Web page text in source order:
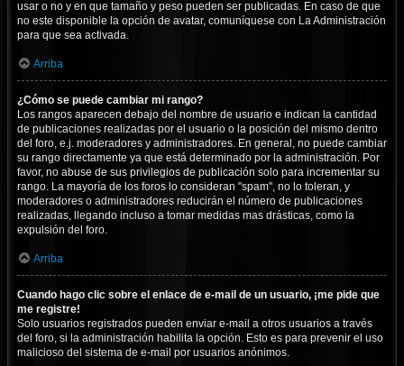
usar o no y en que tamaño y peso pueden ser publicadas. En caso de que
no este disponible la opción de avatar, comuníquese con La Administración
para que sea activada.
Arriba
¿Cómo se puede cambiar mi rango?
Los rangos aparecen debajo del nombre de usuario e indican la cantidad
de publicaciones realizadas por el usuario o la posición del mismo dentro
del foro, e.j. moderadores y administradores. En general, no puede cambiar
su rango directamente ya que está determinado por la administración. Por
favor, no abuse de sus privilegios de publicación solo para incrementar su
rango. La mayoría de los foros lo consideran "spam", no lo toleran, y
moderadores o administradores reducirán el número de publicaciones
realizadas, llegando incluso a tomar medidas mas drásticas, como la
expulsión del foro.
Arriba
Cuando hago clic sobre el enlace de e-mail de un usuario, ¡me pide que
me registre!
Solo usuarios registrados pueden enviar e-mail a otros usuarios a través
del foro, si la administración habilita la opción. Esto es para prevenir el uso
malicioso del sistema de e-mail por usuarios anónimos.